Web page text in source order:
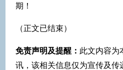
期！
（正文已结束）
免责声明及提醒： 此文内容为
讯，该相关信息仅为宣传及传